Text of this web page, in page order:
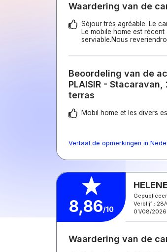
Waardering van de
Séjour très agréable. Le
Le mobile home est
serviable.Nous
Beoordeling van de
PLAISIR -
terras
Mobil home et les divers
Vertaal de opmerkingen in
8,86/10
Verblijf :
01/08/2026
Waardering van de